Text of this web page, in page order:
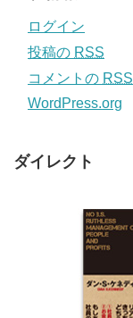
ログイン
投稿の RSS
コメントの RSS
WordPress.org
ダイレクト